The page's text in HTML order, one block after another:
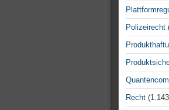
Polizeirecht
Recht